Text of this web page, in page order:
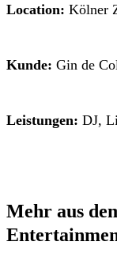
Location: Kölner
Kunde: Gin de
Leistungen: DJ,
Mehr aus